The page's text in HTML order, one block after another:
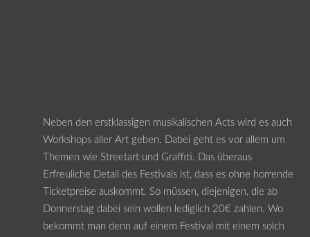
Neben den erstklassigen musikalischen Acts wird es auch
Workshops aller Art geben. Dabei geht es vor allem um
Themen wie Streetart und Graffiti. Das überaus
Erfreuliche Detail des Festivals ist, dass es ohne horrende
Ticketpreise auskommt. So müssen, diejenigen, die ab
Donnerstag dabei sein wollen lediglich 20€ zahlen. Wo
bekommt man denn auf einem Festival mit einem solch